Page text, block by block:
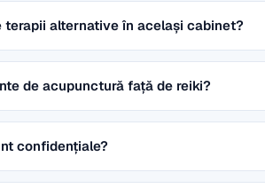
alternative în același cabinet?
de acupunctură față de reiki?
confidențiale?